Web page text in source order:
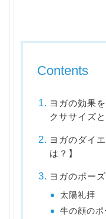
Contents
ヨガの効果
クササイズ
ヨガのダイ
は？】
ヨガのポー
太陽礼拝
牛の顔のポ